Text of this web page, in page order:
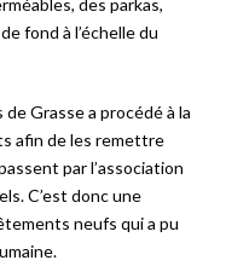
des parkas,
fond à l’échelle du
Grasse a procédé à la
afin de les remettre
par l’association
C’est donc une
neufs qui a pu